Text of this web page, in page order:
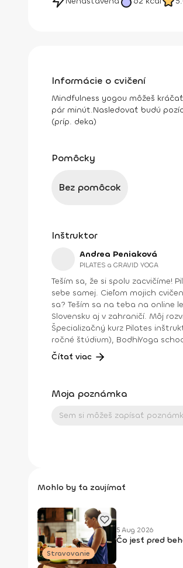
Informácie o cvičení
Mindfulness yogou môžeš
pár minút.Nasledovať budú
(príp. deka)
Pomôcky
Bez pomôcok
Inštruktor
Andrea Peniaková
PILATES a GRAVID YOGA
Teším sa, že si spolu zacvičíme! Pilates, Joga a Gravid joga. Na týchto cvičeniach sa spolu uvidíme. Zlepšíme držanie tela, silu aj ohybnosť, dýchanie a verím, že aj vzťah k
sebe samej. Cieľom mojich
sa? Teším sa na teba na online lekciách vo Fitshakeri, aj vo Fitshaker podcaste! Taktiež osobne na mojich hodinách v Bratislave alebo na pobytoch, ktoré organizujem na
Slovensku aj v zahraničí. Môj rozvrh a info o mne nájdeš na týchto
Špecializačný kurz Pilates inštruktor (FACE CZECH academy), Brno, 2013 •
ročné štúdium), BodhiYoga school, 2016 • Výcvik jogovej terapie pod vedením M. Ďuriša, Bratislava, júl 2017 • Gravid Yoga špecializácia,
Čítať viac
Moja poznámka
Mohlo by ťa zaujímať
Stravovanie
5 Aug 2026
Čo jesť pred